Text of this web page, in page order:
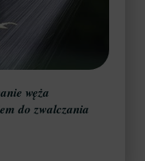
węża
do zwalczania